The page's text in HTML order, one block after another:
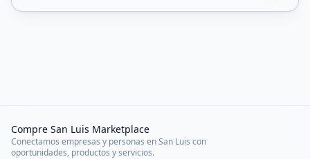
Compre San Luis Marketplace
Conectamos empresas y personas en San Luis con
oportunidades, productos y servicios.